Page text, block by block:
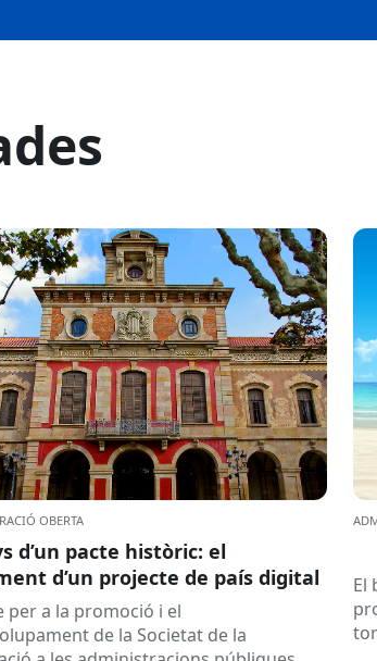
OBERTA
d’un pacte històric: el
d’un projecte de país digital
per a la promoció i el
de la Societat de la
El